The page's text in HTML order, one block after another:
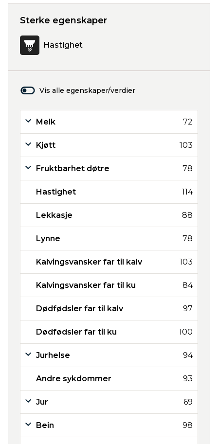
Sterke egenskaper
Hastighet
Vis alle egenskaper/verdier
Melk 72
Kjøtt 103
Fruktbarhet døtre 78
Hastighet 114
Lekkasje 88
Lynne 78
Kalvingsvansker far til kalv 103
Kalvingsvansker far til ku 84
Dødfødsler far til kalv 97
Dødfødsler far til ku 100
Jurhelse 94
Andre sykdommer 93
Jur 69
Bein 98